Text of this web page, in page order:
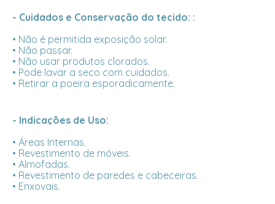
- Cuidados e Conservação do tecido: :
• Não é permitida exposição solar.
• Não passar.
• Não usar produtos clorados.
• Pode lavar a seco com cuidados.
• Retirar a poeira esporadicamente.
- Indicações de Uso:
• Áreas Internas.
• Revestimento de móveis.
• Almofadas.
• Revestimento de paredes e cabeceiras.
• Enxovais.